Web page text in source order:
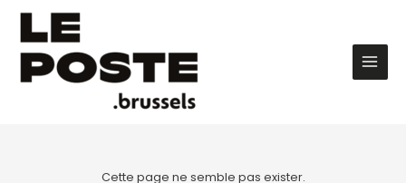
contenu
Main
Cette page ne semble pas exister.